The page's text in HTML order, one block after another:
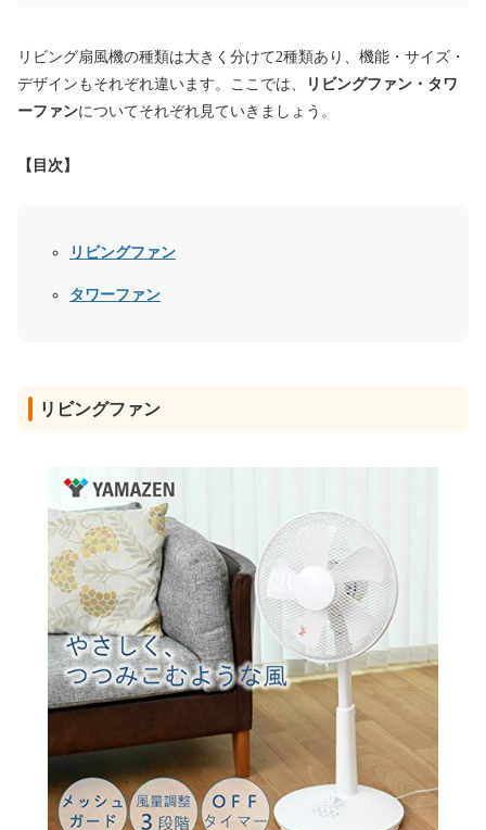
リビング扇風機の種類は大きく分けて2種類あり、機能・サイズ・
デザインもそれぞれ違います。ここでは、
リビングファン・タワ
ーファンについてそれぞれ見ていきましょう。
【目次】
リビングファン
タワーファン
リビングファン